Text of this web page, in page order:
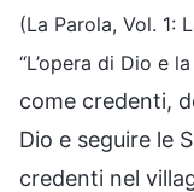
(La Parola, Vol. 1:
“L’opera di Dio e
come credenti,
Dio e seguire le
credenti nel